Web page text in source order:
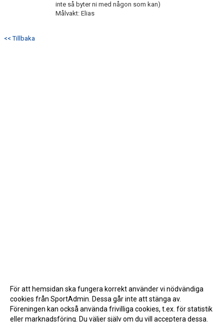
inte så byter ni med någon som kan)
Målvakt: Elias
<< Tillbaka
För att hemsidan ska fungera korrekt använder vi nödvändiga
cookies från SportAdmin. Dessa går inte att stänga av.
Föreningen kan också använda frivilliga cookies, t.ex. för statistik
eller marknadsföring. Du väljer själv om du vill acceptera dessa.